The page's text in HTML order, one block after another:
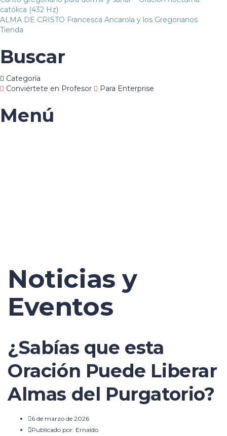
católica (432 Hz)
ALMA DE CRISTO Francesca Ancarola y los Gregorianos
Tienda
Buscar
Categoría
Conviértete en Profesor
Para Enterprise
Menú
Noticias y
Eventos
¿Sabías que esta
Oración Puede Liberar
Almas del Purgatorio?
6 de marzo de 2026
Publicado por: Ernaldo